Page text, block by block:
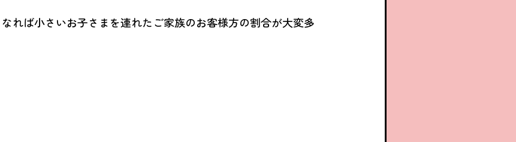
れば小さいお子さまを連れたご家族のお客様方の割合が大変多